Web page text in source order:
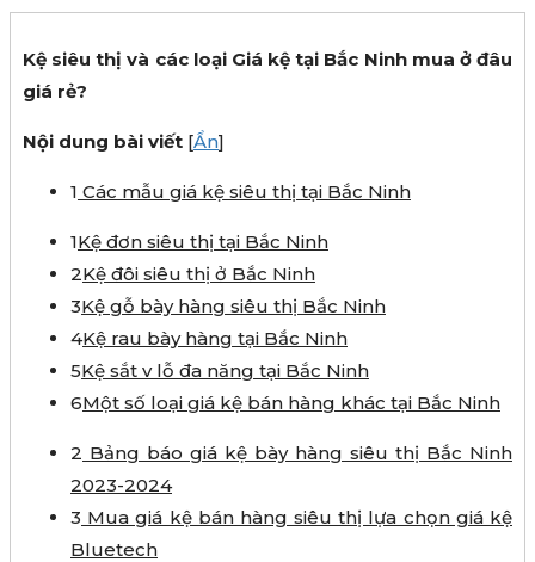
Kệ siêu thị và các loại Giá kệ tại Bắc Ninh mua ở đâu
giá rẻ?
Nội dung bài viết [Ẩn]
1 Các mẫu giá kệ siêu thị tại Bắc Ninh
1Kệ đơn siêu thị tại Bắc Ninh
2Kệ đôi siêu thị ở Bắc Ninh
3Kệ gỗ bày hàng siêu thị Bắc Ninh
4Kệ rau bày hàng tại Bắc Ninh
5Kệ sắt v lỗ đa năng tại Bắc Ninh
6Một số loại giá kệ bán hàng khác tại Bắc Ninh
2 Bảng báo giá kệ bày hàng siêu thị Bắc Ninh
2023-2024
3 Mua giá kệ bán hàng siêu thị lựa chọn giá kệ
Bluetech